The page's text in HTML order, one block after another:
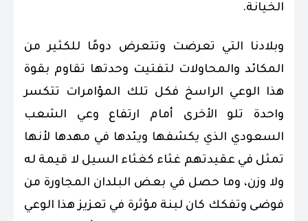
الخيانة.
وبلادنا التي تعرضت وتتعرض دومًا للكثير من
المكائد والمحاولات لتفتيت وحدتها تقاوم بقوة
هذا الوعي الراسخ فكل تلك المؤامرات تتكسر
واحدة تلو الأخرى أمام ارتفاع وعي الشعب
السعودي الذي يكشفها ويئدها في مهدها لأنها
تمثل في عقيدتهم غثاء كغثاء السيل لا قيمة له
ولا وزن، وما حصل في بعض البلدان المجاورة من
فوضى وتفكك كان لبنة مؤثرة في تعزيز هذا الوعي